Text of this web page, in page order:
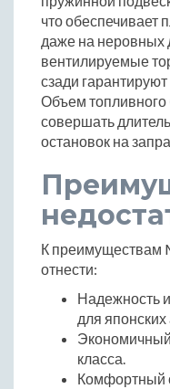
что обеспечивает
даже на неровных
вентилируемые
сзади
Объем топливного
совершать
остановок на
К преимуществам
отнести:
Надежность
для
класса.
Комфортный